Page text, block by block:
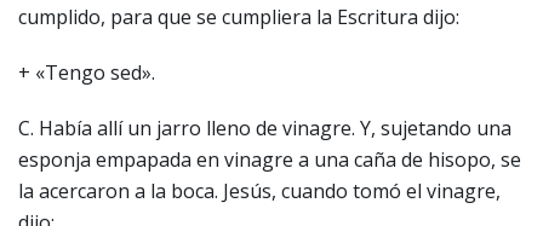
cumplido, para que se cumpliera la Escritura dijo:
+ «Tengo sed».
C. Había allí un jarro lleno de vinagre. Y, sujetando una
esponja empapada en vinagre a una caña de hisopo, se
la acercaron a la boca. Jesús, cuando tomó el vinagre,